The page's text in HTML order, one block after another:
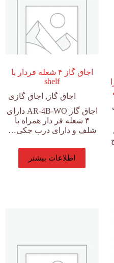
اجاق گاز ۴ شعله فردار با
shelf
اجاق گاز , اجاق گازی
اجاق گاز AR-4B-WO دارای
۴ شعله فر دار همراه با
شلف و دارای درب جکی…
اطلاعات بیشتر